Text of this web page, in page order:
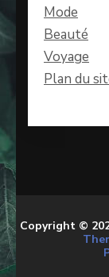
Mode
Beauté
Voyage
Plan du
Copyright ©